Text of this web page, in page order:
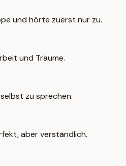
und hörte zuerst nur zu.
und Träume.
zu sprechen.
aber verständlich.